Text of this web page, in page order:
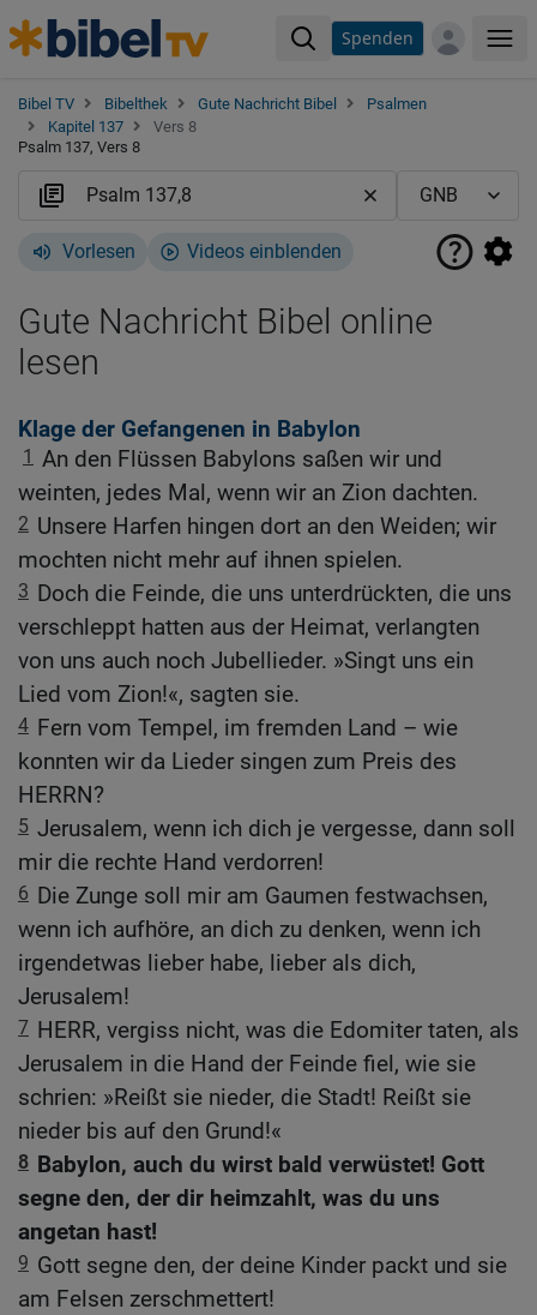
Spenden
Bibel TV Bibelthek Gute Nachricht Bibel
Psalmen
Kapitel 137
Vers 8
Psalm 137, Vers 8
Vorlesen Videos einblenden
Gute Nachricht Bibel online
lesen
Klage der Gefangenen in Babylon
1 An den Flüssen Babylons saßen wir und
weinten, jedes Mal, wenn wir an Zion dachten.
2 Unsere Harfen hingen dort an den Weiden; wir
mochten nicht mehr auf ihnen spielen.
3 Doch die Feinde, die uns unterdrückten, die uns
verschleppt hatten aus der Heimat, verlangten
von uns auch noch Jubellieder. »Singt uns ein
Lied vom Zion!«, sagten sie.
4 Fern vom Tempel, im fremden Land – wie
konnten wir da Lieder singen zum Preis des
HERRN?
5 Jerusalem, wenn ich dich je vergesse, dann soll
mir die rechte Hand verdorren!
6 Die Zunge soll mir am Gaumen festwachsen,
wenn ich aufhöre, an dich zu denken, wenn ich
irgendetwas lieber habe, lieber als dich,
Jerusalem!
7 HERR, vergiss nicht, was die Edomiter taten, als
Jerusalem in die Hand der Feinde fiel, wie sie
schrien: »Reißt sie nieder, die Stadt! Reißt sie
nieder bis auf den Grund!«
8 Babylon, auch du wirst bald verwüstet! Gott
segne den, der dir heimzahlt, was du uns
angetan hast!
9 Gott segne den, der deine Kinder packt und sie
am Felsen zerschmettert!